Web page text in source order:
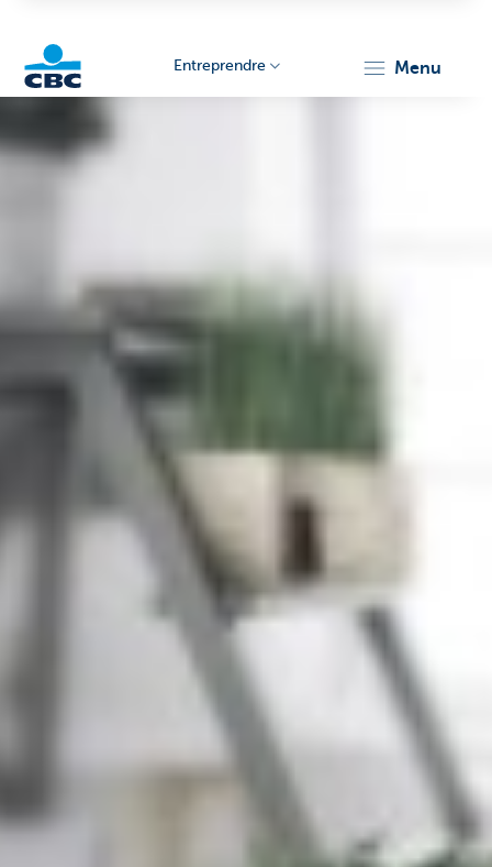
Entreprendre menu